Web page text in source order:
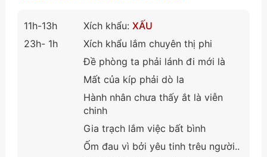
11h-13h
23h- 1h
Xích khẩu: XẤU
Xích khẩu lắm chuyên thị phi
Đề phòng ta phải lánh đi mới là
Mất của kíp phải dò la
Hành nhân chưa thấy ắt là viễn
chinh
Gia trạch lắm việc bất bình
Ốm đau vì bởi yêu tinh trêu người..